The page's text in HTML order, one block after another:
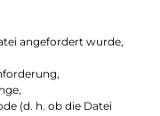
angefordert wurde,
(d. h. ob die Datei